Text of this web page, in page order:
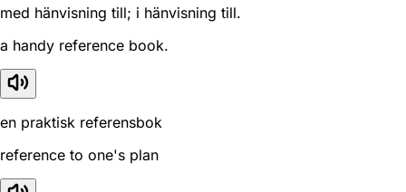
med hänvisning till; i hänvisning till.
a handy reference book.
en praktisk referensbok
reference to one's plan